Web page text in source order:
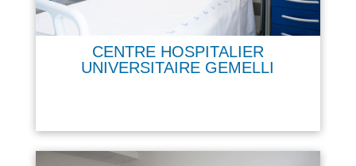
CENTRE HOSPITALIER
UNIVERSITAIRE GEMELLI